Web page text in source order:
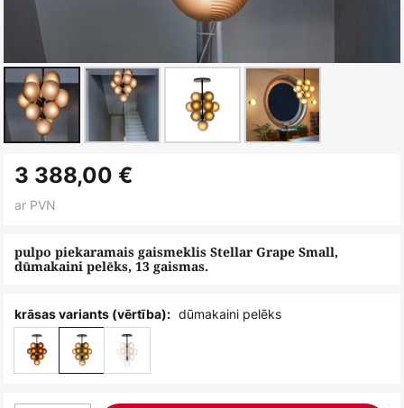
uz
galerijas
pulpo piekaramais gaismeklis Stellar Grape Small,
dūmakaini pelēks, 13 gaismas.
3 388,00 €
ar PVN
krāsas variants (vērtība): dūmakaini pelēks